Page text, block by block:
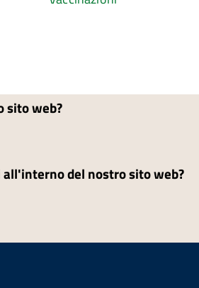
sito web?
del nostro sito web?